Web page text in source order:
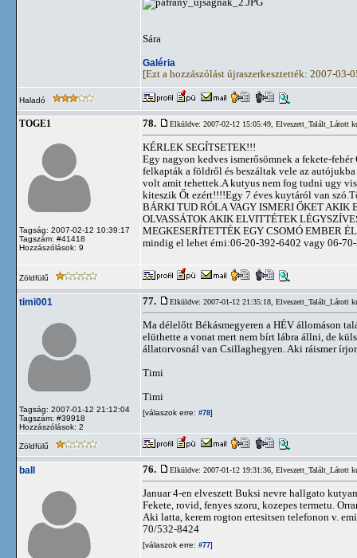
Sára
Galéria
[Ezt a hozzászólást újraszerkesztették: 2007-03-
Haladó
TOGE1
Tagság: 2007-02-12 10:39:17
Tagszám: #41418
Hozzászólások: 9
78. Elküldve: 2007-02-12 15:05:49, Elveszett_Talált_Látott
KÉRLEK SEGÍTSETEK!!!
Egy nagyon kedves ismerősömnek a fekete-
felkapták a földről és beszáltak vele az
volt amit tehettek.A kutyus nem fog tudni ugy
kiteszik Őt ezért!!!!Egy 7 éves kuytáról van
BÁRKI TUD RÓLA VAGY ISMERI ŐKET AKIK
OLVASSÁTOK AKIK ELVITTÉTEK
MEGKESERÍTETTÉK EGY CSOMÓ EMBER
mindig el lehet érni:06-20-392-6402 vagy 06-
Zöldfülű
timi001
Tagság: 2007-01-12 21:12:04
Tagszám: #39918
Hozzászólások: 2
77. Elküldve: 2007-01-12 21:35:18, Elveszett_Talált_Látott
Ma délelőtt Békásmegyeren a HÉV állomáson
elüthette a vonat mert nem bírt lábra állni, de
állatorvosnál van Csillaghegyen. Aki ráismer
Timi
Timi
[válaszok erre: #78]
Zöldfülű
ball 76. Elküldve: 2007-01-12 19:31:36, Elveszett_Talált_Látott
Januar 4-en elveszett Buksi nevre hallgato
Fekete, rovid, fenyes szoru, kozepes termetu.
Aki latta, kerem rogton ertesitsen telefonon v.
70/532-8424
[válaszok erre: #77]